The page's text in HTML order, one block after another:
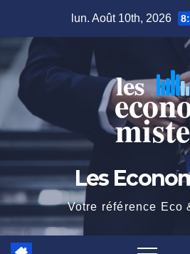
content
lun. Août 10th, 2026
Les
Votre référence Eco